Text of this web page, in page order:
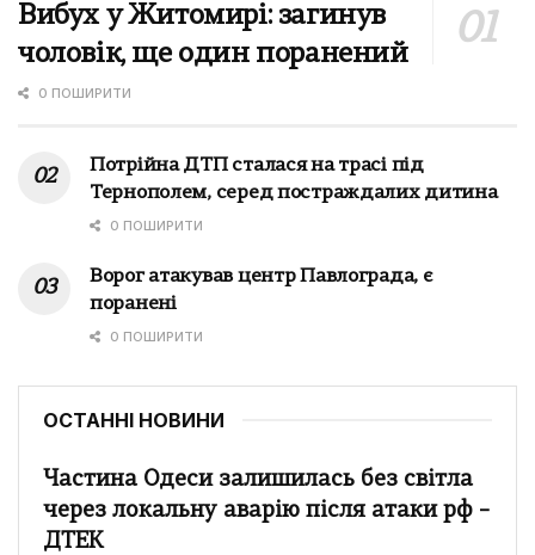
Вибух у Житомирі: загинув
чоловік, ще один поранений
0 ПОШИРИТИ
Потрійна ДТП сталася на трасі під
Тернополем, серед постраждалих дитина
0 ПОШИРИТИ
Ворог атакував центр Павлограда, є
поранені
0 ПОШИРИТИ
ОСТАННІ НОВИНИ
Частина Одеси залишилась без світла
через локальну аварію після атаки рф –
ДТЕК